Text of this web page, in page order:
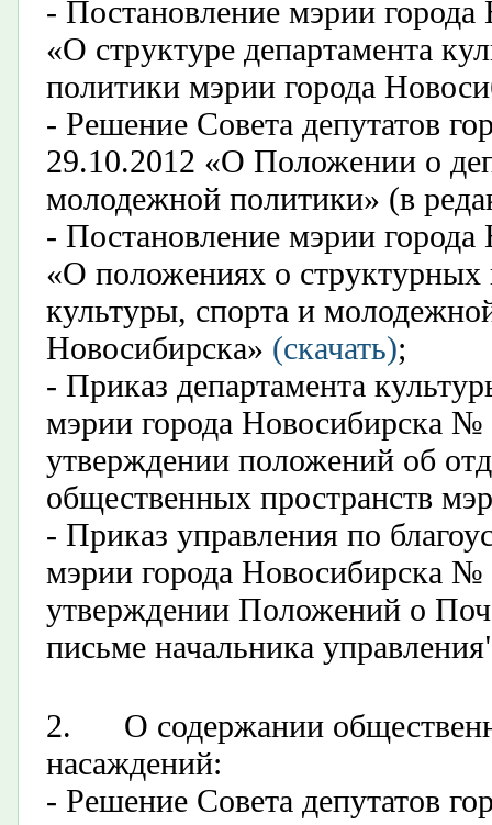
- Постановление мэрии
«О структуре департамента
политики мэрии города
- Решение Совета депутатов
29.10.2012 «О Положении о
молодежной политики» (в
- Постановление мэрии
«О положениях о структурных
культуры, спорта и
Новосибирска» (скачать);
- Приказ департамента
мэрии города Новосибирска
утверждении положений об
общественных пространств
- Приказ управления по
мэрии города Новосибирска
утверждении Положений о
письме начальника
2.
О содержании
насаждений:
- Решение Совета депутатов